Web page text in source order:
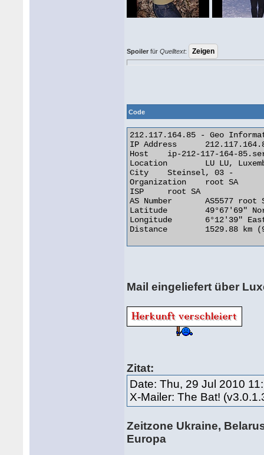
Spoiler fürQuelltext:
Code
212.117.164.85 - Geo
IP Address 	212.117.164.85
Host 	ip-212-117-164-85.server.lu
Location 	LU LU, Luxembourg
City 	Steinsel, 03 -
Organization 	root SA
ISP 	root SA
AS Number 	AS5577 root SA
Latitude 	49°67'69" North
Longitude 	6°12'39" East
Distance 	1529.88 km (950.62 miles)
Mail eingeliefert über
Zitat:
Date: Thu, 29 Jul 2010
X-Mailer: The Bat!
Zeitzone Ukraine,
Europa